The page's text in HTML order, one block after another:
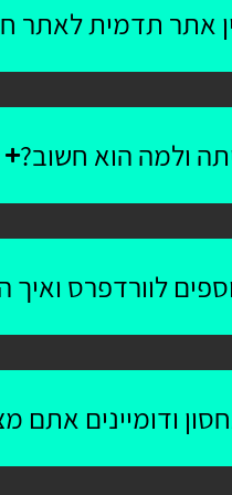
אתר תדמית לאתר
ולמה הוא חשוב?
לוורדפרס
ודומיינים אתם